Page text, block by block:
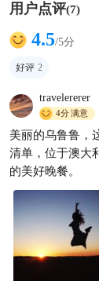
用户点评(7)
4.5/5分
好评 2
travelererer
4分满意
美丽的乌鲁鲁，
清单，位于澳大
的美好晚餐。